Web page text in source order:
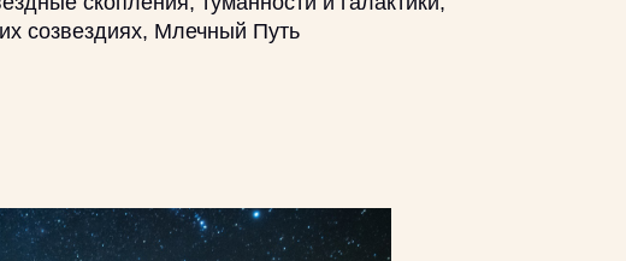
созвездиях, Млечный Путь